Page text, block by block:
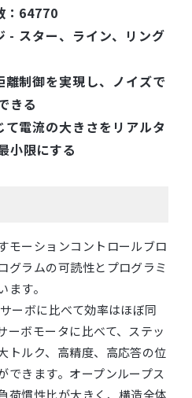
：64770
- スター、ライン、リング
制御を実現し、ノイズで
きる
電流の大きさをリアルタ
小限にする
モーションコントロールブロ
グラムの可読性とプログラミ
す。
ーボに比べて効率はほぼ同
ーボモータに比べて、ステッ
トルク、高精度、高応答の位
できます。オープンループス
荷慣性比が大きく、構造全体